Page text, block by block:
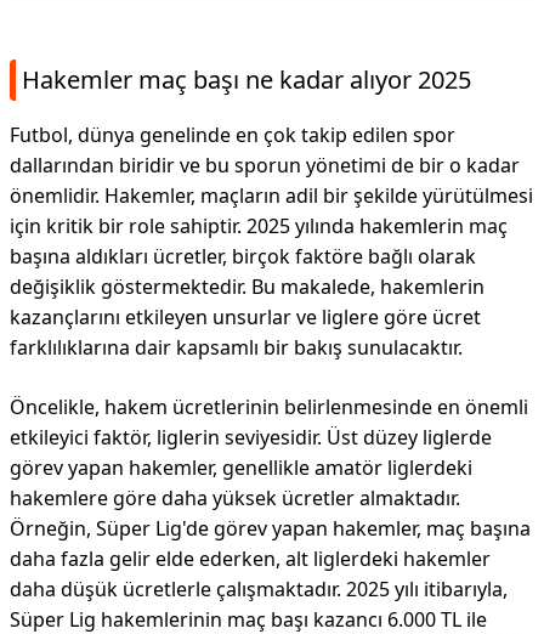
Hakemler maç başı ne kadar alıyor 2025
Futbol, dünya genelinde en çok takip edilen spor
dallarından biridir ve bu sporun yönetimi de bir o kadar
önemlidir. Hakemler, maçların adil bir şekilde yürütülmesi
için kritik bir role sahiptir. 2025 yılında hakemlerin maç
başına aldıkları ücretler, birçok faktöre bağlı olarak
değişiklik göstermektedir. Bu makalede, hakemlerin
kazançlarını etkileyen unsurlar ve liglere göre ücret
farklılıklarına dair kapsamlı bir bakış sunulacaktır.
Öncelikle, hakem ücretlerinin belirlenmesinde en önemli
etkileyici faktör, liglerin seviyesidir. Üst düzey liglerde
görev yapan hakemler, genellikle amatör liglerdeki
hakemlere göre daha yüksek ücretler almaktadır.
Örneğin, Süper Lig'de görev yapan hakemler, maç başına
daha fazla gelir elde ederken, alt liglerdeki hakemler
daha düşük ücretlerle çalışmaktadır. 2025 yılı itibarıyla,
Süper Lig hakemlerinin maç başı kazancı 6.000 TL ile